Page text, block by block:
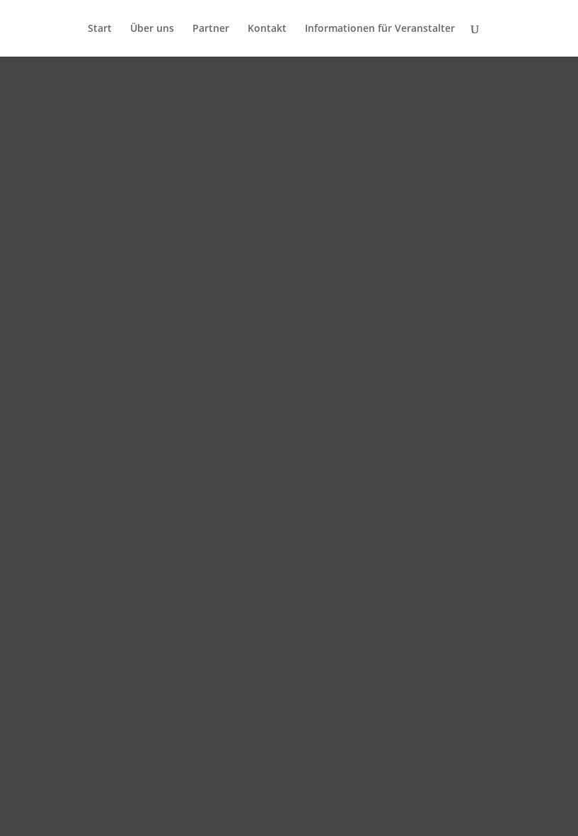
Start Über uns Partner Kontakt Informationen für Veranstalter